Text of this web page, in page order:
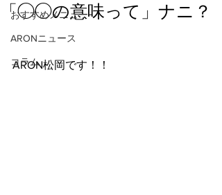
おすすめメニュー
ARONニュース
コラム
「◯◯の意味って」ナニ？
ARON松岡です！！